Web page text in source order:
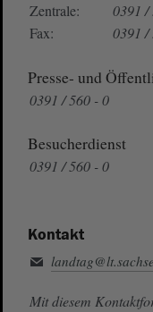
Zentrale:
0391 /
Fax:
0391 /
Presse- und
0391 / 560 - 0
Besucherdienst
0391 / 560 - 0
Kontakt
Mit diesem